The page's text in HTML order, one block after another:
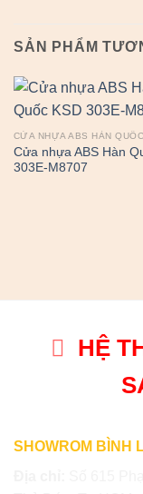
SẢN PHẨM
CỬA NHỰA ABS HÀN QUỐC
Cửa nhựa ABS Hàn
303E-M8707
HỆ
SHOWROM BÌNH